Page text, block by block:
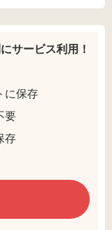
サービス利用！
に保存
要
存